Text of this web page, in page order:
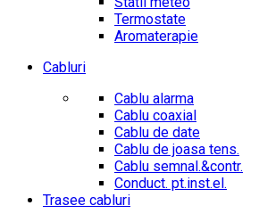
Termostate
Aromaterapie
Cabluri
Cablu alarma
Cablu coaxial
Cablu de date
Cablu de joasa tens.
Cablu semnal.&contr.
Conduct. pt.inst.el.
Trasee cabluri